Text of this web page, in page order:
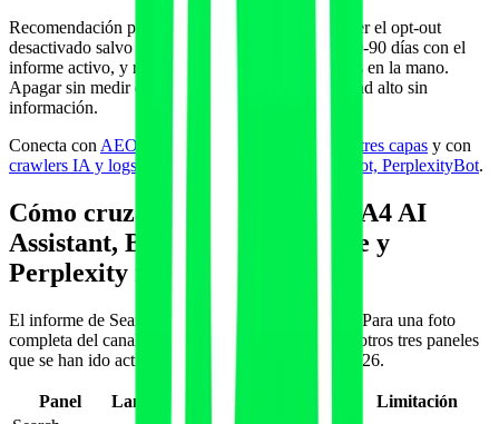
Recomendación práctica para junio 2026: mantener el opt-out
desactivado salvo casos muy específicos, medir 60-90 días con el
informe activo, y revisar la decisión solo con datos en la mano.
Apagar sin medir es asumir un coste de oportunidad alto sin
información.
Conecta con AEO vs GEO vs SEO: estrategia de tres capas y con
crawlers IA y logs de servidor: GPTBot, ClaudeBot, PerplexityBot.
Cómo cruzar el informe con GA4 AI
Assistant, Bing AI Performance y
Perplexity manual
El informe de Search Console solo cubre Google. Para una foto
completa del canal IA, hace falta cruzarlo con los otros tres paneles
que se han ido activando entre mayo y junio de 2026.
Panel Lanzamiento
Limitación